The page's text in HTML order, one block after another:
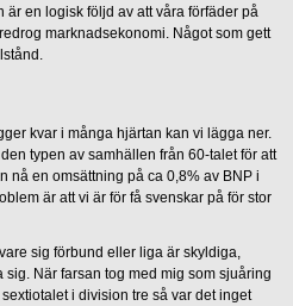
en logisk följd av att våra förfäder på
marknadsekonomi. Något som gett
kvar i många hjärtan kan vi lägga ner.
typen av samhällen från 60-talet för att
nå en omsättning på ca 0,8% av BNP i
är att vi är för få svenskar på för stor
sig förbund eller liga är skyldiga,
När farsan tog med mig som sjuåring
i division tre så var det inget